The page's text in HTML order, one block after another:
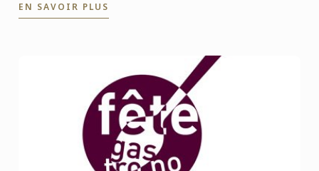
C’est ...
EN SAVOIR PLUS